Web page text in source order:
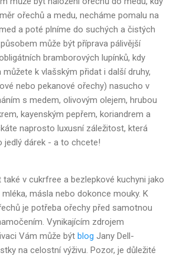
ořechů a medu, necháme pomalu na
a poté plníme do suchých a čistých
může být příprava pálivější
bramborových lupínků, kdy
k vlašským přidat i další druhy,
nebo pekanové ořechy) nasucho v
s medem, olivovým olejem, hrubou
kayenským pepřem, koriandrem a
naprosto luxusní záležitost, která
jedlý dárek - a to chcete!
také v cukrfree a bezlepkové kuchyni jako
másla nebo dokonce mouky. K
je potřeba ořechy před samotnou
Vynikajícím zdrojem
Vám může být blog Jany Dell-
na celostní výživu. Pozor, je důležité